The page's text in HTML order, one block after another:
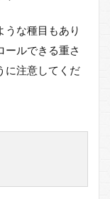
うな種目もあり
ールできる重さ
に注意してくだ